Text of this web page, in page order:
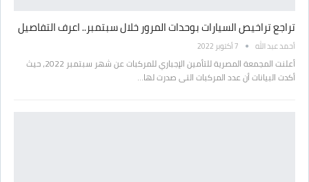
تراجع تراخيص السيارات بوحدات المرور خلال سبتمبر.. اعرف التفاصيل
أحمد عبد الله 7 أكتوبر 2022
أعلنت المجمعة المصرية للتأمين الإجباري للمركبات عن شهر سبتمبر 2022، حيث
أكدت البيانات أن عدد المركبات التى صدرت لها…